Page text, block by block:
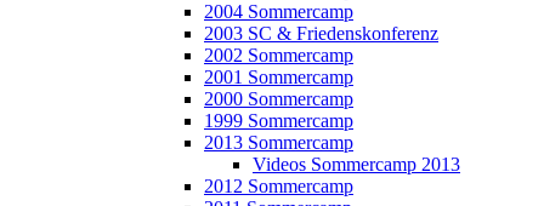
2004 Sommercamp
2003 SC & Friedenskonferenz
2002 Sommercamp
2001 Sommercamp
2000 Sommercamp
1999 Sommercamp
2013 Sommercamp
Videos Sommercamp 2013
2012 Sommercamp